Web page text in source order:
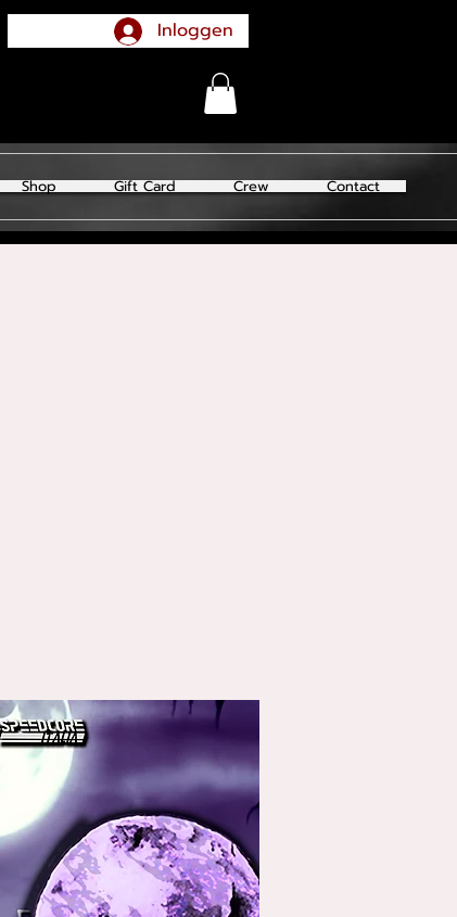
Shop Gift Card Crew Contact
Inloggen